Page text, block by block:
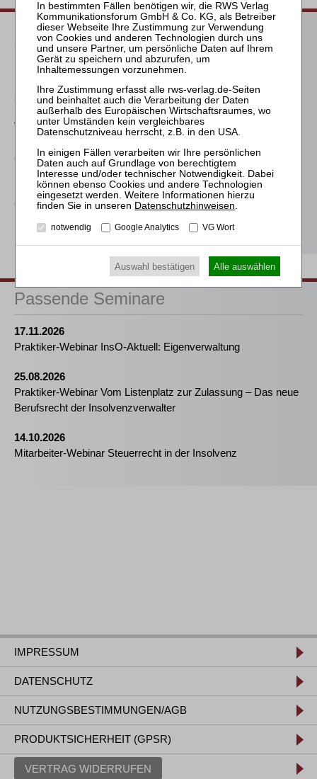
Passende Bücher
Meyer
Die Freigabe der
selbständigen Tätigkeit
nach § 35 Abs. 2 InsO aus
arbeitsrechtlicher
Perspektive
Graf-Schlicker (Hrsg.)
Graf-Schlicker (Hrsg.)
InsO
Passende Seminare
17.11.2026
Praktiker-Webinar InsO-Aktuell: Eigenverwaltung
25.08.2026
Praktiker-Webinar Vom Listenplatz zur Zulassung – Das neue
Berufsrecht der Insolvenzverwalter
14.10.2026
Mitarbeiter-Webinar Steuerrecht in der Insolvenz
IMPRESSUM
DATENSCHUTZ
NUTZUNGSBESTIMMUNGEN/AGB
PRODUKTSICHERHEIT (GPSR)
VERTRAG WIDERRUFEN
Datenschutzhinweisen
notwendig Google Analytics VG Wort
Auswahl bestätigen Alle auswählen